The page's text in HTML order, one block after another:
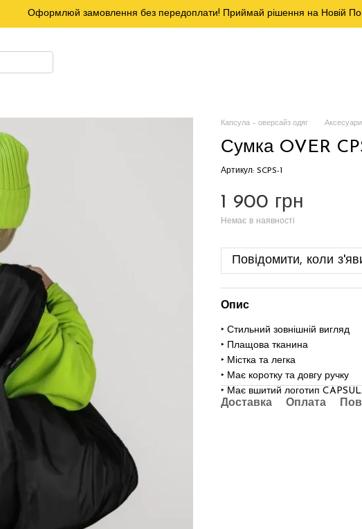
Оформлюй замовлення без передоплати! Приймай рішення на Новій
Капсула – оверсайз одяг Аксесуари
Сумка OVER
Артикул: SCPS-1
1 900 грн
Немає в наявності
Повідомити, коли
Опис
‣ Стильний зовнішній вигляд
‣ Плащова тканина
‣ Містка та легка
‣ Має коротку та довгу ручку
‣ Має вшитий логотип
Доставка Оплата